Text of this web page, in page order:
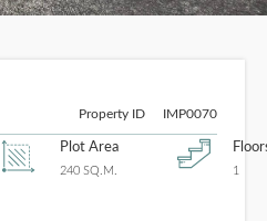
Property ID IMP0070
Plot Area
240 SQ.M. 1